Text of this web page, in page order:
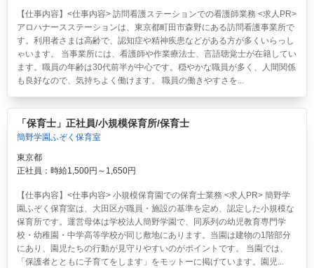
【仕事内容】<仕事内容> 訪問看護ステーションでの看護師業務 <求人PR>
アロハナースステーションは、東京都町田市森野にある訪問看護事業所で
す。利用者さまは高齢で、認知症や精神疾患などがある方が多くいらっし
ゃいます。 当事業所には、看護師や作業療法士、言語聴覚士が在籍してい
ます。職員の年齢は30代前半が中心です。穏やかな職員が多く、人間関係
も良好なので、気持ちよく働けます。 職員の働きやすさを...
「保育士」正社員/小規模保育所/保育士
簡野学園ふぞく保育室
東京都
正社員：時給1,500円～1,650円
【仕事内容】<仕事内容> 小規模保育園での保育士業務 <求人PR> 簡野学
園ふぞく保育室は、大田区が職員・施設の基準を定め、認定した小規模な
保育所です。運営母体は学校法人簡野学園で、同系列の幼児教育専門学
校・幼稚園・中学高等学校が同じ敷地にあります。当園は建物の1階部分
にあり、園児たちの行動が見守りやすいのがポイントです。 当園では、
「保護者とともに子育てをします」をモットーに掲げています。園児...